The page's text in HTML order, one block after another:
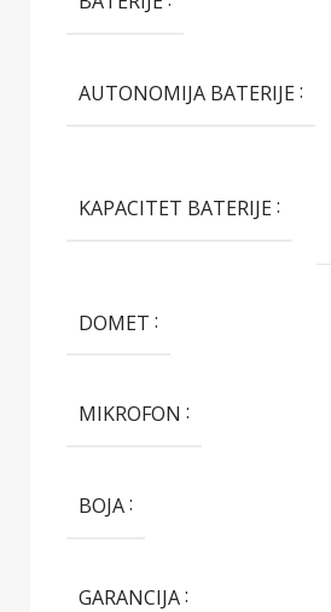
AUTONOMIJA BATERIJE
KAPACITET BATERIJE
DOMET
MIKROFON
BOJA
GARANCIJA